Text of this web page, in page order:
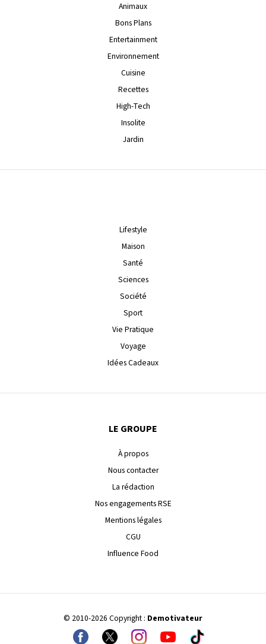
Animaux
Bons Plans
Entertainment
Environnement
Cuisine
Recettes
High-Tech
Insolite
Jardin
Lifestyle
Maison
Santé
Sciences
Société
Sport
Vie Pratique
Voyage
Idées Cadeaux
LE GROUPE
À propos
Nous contacter
La rédaction
Nos engagements RSE
Mentions légales
CGU
Influence Food
© 2010-2026 Copyright : Demotivateur